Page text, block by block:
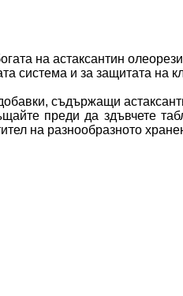
на астаксантин
система и за защитата на
съдържащи
преди да здъвчете
на разнообразното